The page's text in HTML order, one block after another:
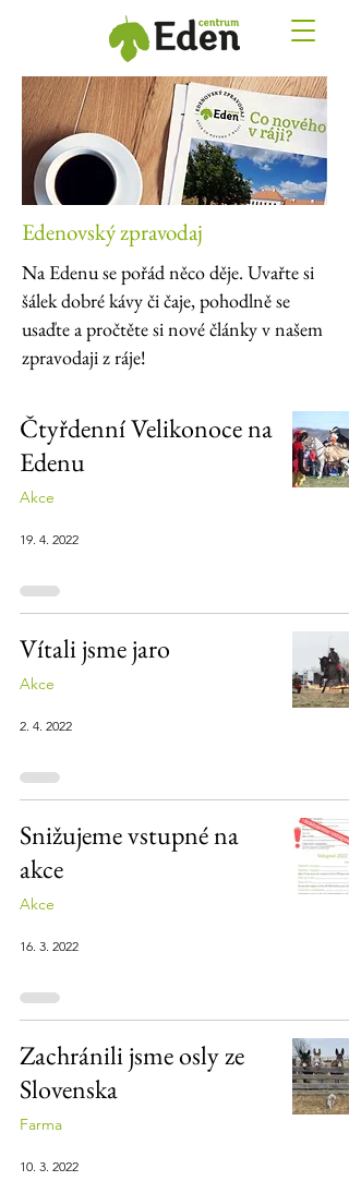
Edenovský zpravodaj
Na Edenu se pořád něco děje. Uvařte si
šálek dobré kávy či čaje, pohodlně se
usaďte a pročtěte si nové články v našem
zpravodaji z ráje!
Čtyřdenní Velikonoce na
Edenu
Akce
19. 4. 2022
Vítali jsme jaro
Akce
2. 4. 2022
Snižujeme vstupné na
akce
Akce
16. 3. 2022
Zachránili jsme osly ze
Slovenska
Farma
10. 3. 2022